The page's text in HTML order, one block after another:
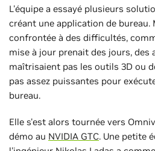
L'équipe a essayé plusieurs
créant une application de bureau.
confrontée à des difficultés,
mise à jour prenait des jours, des
maîtrisaient pas les outils 3D ou
pas assez puissantes pour
bureau.
Elle s'est alors tournée vers
démo au NVIDIA GTC. Une petite